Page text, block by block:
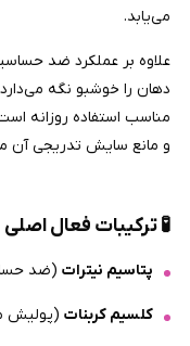
می‌یابد.
علاوه بر عملکرد ضد
دهان را خوشبو نگه
مناسب استفاده روزانه
و مانع سایش تدریجی آن
🧪ترکیبات فعال اصلی
پتاسیم نیترات(ضد
کلسیم کربنات(پولیش